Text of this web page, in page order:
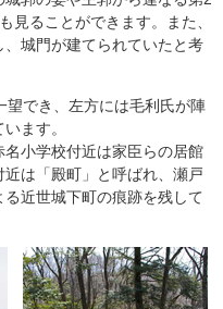
見ることができます。また、
城門が建てられていたと考
でき、左方には毛利氏が陣
ます。
小学校付近は家臣らの居館
は「殿町」と呼ばれ、瀬戸
近世城下町の痕跡を残して